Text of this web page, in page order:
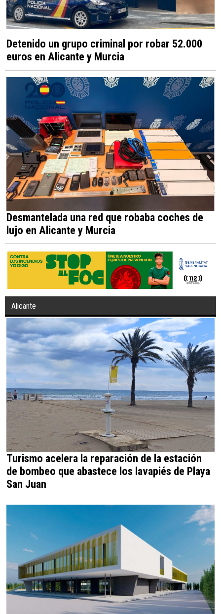
Detenido un grupo criminal por robar 52.000
euros en Alicante y Murcia
Desmantelada una red que robaba coches de
lujo en Alicante y Murcia
Alicante
Turismo acelera la reparación de la estación
de bombeo que abastece los lavapiés de Playa
San Juan